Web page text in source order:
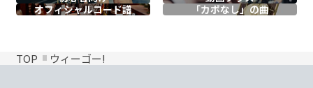
オフィシャルコード譜 「カポなし」の曲
TOP ウィーゴー!